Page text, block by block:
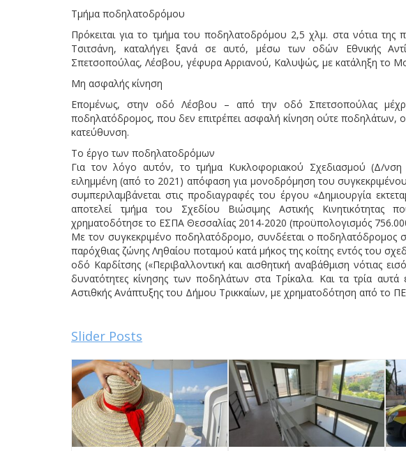
Τμήμα ποδηλατοδρόμου
Πρόκειται για το τμήμα του ποδηλατοδρόμου 2,5 χλμ. στα νότια
Τσιτσάνη, καταλήγει ξανά σε αυτό, μέσω των οδών Εθνικής
Σπετσοπούλας, Λέσβου, γέφυρα Αρριανού, Καλυψώς, με κατάληξη το
Μη ασφαλής κίνηση
Επομένως, στην οδό Λέσβου – από την οδό Σπετσοπούλας
ποδηλατόδρομος, που δεν επιτρέπει ασφαλή κίνηση ούτε ποδηλάτων,
κατεύθυνση.
Το έργο των ποδηλατοδρόμων
Για τον λόγο αυτόν, το τμήμα Κυκλοφοριακού Σχεδιασμού (Δ/νση
ειλημμένη (από το 2021) απόφαση για μονοδρόμηση του
συμπεριλαμβάνεται στις προδιαγραφές του έργου «Δημιουργία
αποτελεί τμήμα του Σχεδίου Βιώσιμης Αστικής
χρηματοδότησε το ΕΣΠΑ Θεσσαλίας 2014-2020 (προϋπολογισμός
Με τον συγκεκριμένο ποδηλατόδρομο, συνδέεται ο ποδηλατόδρομος
παρόχθιας ζώνης Ληθαίου ποταμού κατά μήκος της κοίτης εντός του
οδό Καρδίτσης («Περιβαλλοντική και αισθητική αναβάθμιση νότιας
δυνατότητες κίνησης των ποδηλάτων στα Τρίκαλα. Και τα τρία
Αστιθκής Ανάπτυξης του Δήμου Τρικκαίων, με χρηματοδότηση από το
Slider Posts